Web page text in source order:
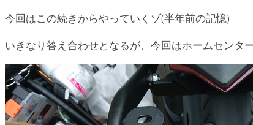
今回はこの続きからやっていくゾ(半年前の記憶)
いきなり答え合わせとなるが、今回はホームセンタ